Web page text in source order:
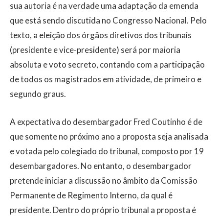
sua autoria é na verdade uma adaptação da emenda
que está sendo discutida no Congresso Nacional. Pelo
texto, a eleição dos órgãos diretivos dos tribunais
(presidente e vice-presidente) será por maioria
absoluta e voto secreto, contando com a participação
de todos os magistrados em atividade, de primeiro e
segundo graus.
A expectativa do desembargador Fred Coutinho é de
que somente no próximo ano a proposta seja analisada
e votada pelo colegiado do tribunal, composto por 19
desembargadores. No entanto, o desembargador
pretende iniciar a discussão no âmbito da Comissão
Permanente de Regimento Interno, da qual é
presidente. Dentro do próprio tribunal a proposta é